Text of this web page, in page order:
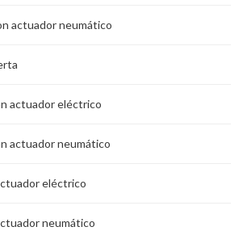
actuador neumático
actuador eléctrico
actuador neumático
eléctrico
neumático